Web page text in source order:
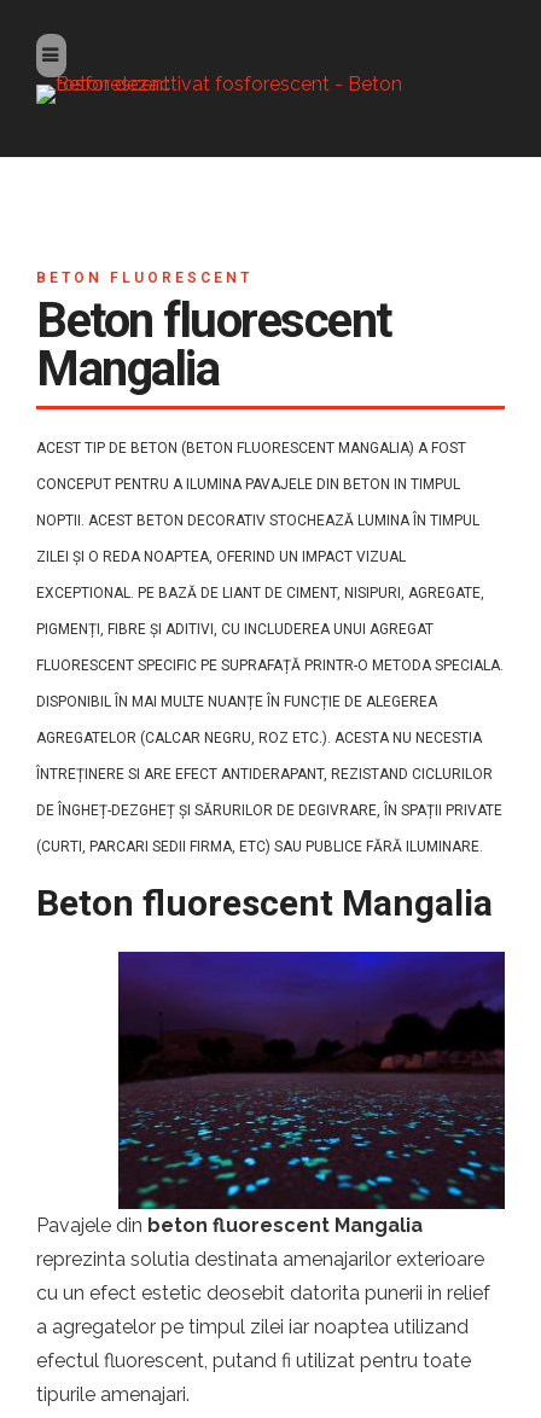
BETON FLUORESCENT
Beton fluorescent
Mangalia
ACEST TIP DE BETON (BETON FLUORESCENT MANGALIA) A FOST
CONCEPUT PENTRU A ILUMINA PAVAJELE DIN BETON IN TIMPUL
NOPTII. ACEST BETON DECORATIV STOCHEAZĂ LUMINA ÎN TIMPUL
ZILEI ȘI O REDA NOAPTEA, OFERIND UN IMPACT VIZUAL
EXCEPTIONAL. PE BAZĂ DE LIANT DE CIMENT, NISIPURI, AGREGATE,
PIGMENȚI, FIBRE ȘI ADITIVI, CU INCLUDEREA UNUI AGREGAT
FLUORESCENT SPECIFIC PE SUPRAFAȚĂ PRINTR-O METODA SPECIALA.
DISPONIBIL ÎN MAI MULTE NUANȚE ÎN FUNCȚIE DE ALEGEREA
AGREGATELOR (CALCAR NEGRU, ROZ ETC.). ACESTA NU NECESTIA
ÎNTREȚINERE SI ARE EFECT ANTIDERAPANT, REZISTAND CICLURILOR
DE ÎNGHEȚ-DEZGHEȚ ȘI SĂRURILOR DE DEGIVRARE, ÎN SPAȚII PRIVATE
(CURTI, PARCARI SEDII FIRMA, ETC) SAU PUBLICE FĂRĂ ILUMINARE.
Beton fluorescent Mangalia
Pavajele din beton fluorescent Mangalia
reprezinta solutia destinata amenajarilor exterioare
cu un efect estetic deosebit datorita punerii in relief
a agregatelor pe timpul zilei iar noaptea utilizand
efectul fluorescent, putand fi utilizat pentru toate
tipurile amenajari.